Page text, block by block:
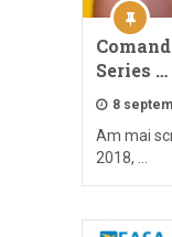
Series …
8
Am mai
2018, …